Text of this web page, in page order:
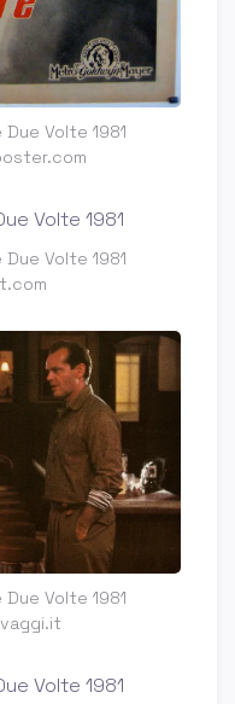
Volte 1981
Volte 1981
Volte 1981